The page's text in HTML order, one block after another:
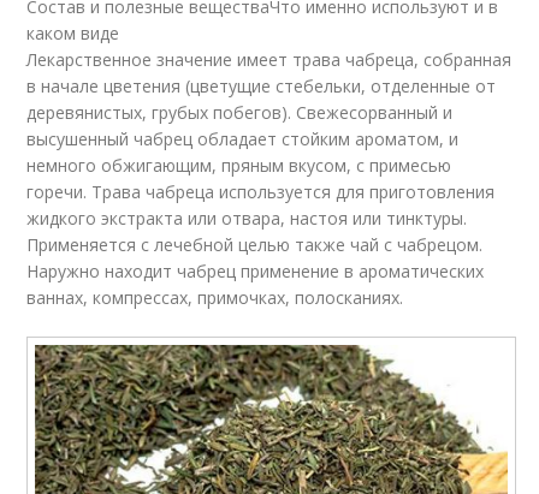
Состав и полезные веществаЧто именно используют и в
каком виде
Лекарственное значение имеет трава чабреца, собранная
в начале цветения (цветущие стебельки, отделенные от
деревянистых, грубых побегов). Свежесорванный и
высушенный чабрец обладает стойким ароматом, и
немного обжигающим, пряным вкусом, с примесью
горечи. Трава чабреца используется для приготовления
жидкого экстракта или отвара, настоя или тинктуры.
Применяется с лечебной целью также чай с чабрецом.
Наружно находит чабрец применение в ароматических
ваннах, компрессах, примочках, полосканиях.